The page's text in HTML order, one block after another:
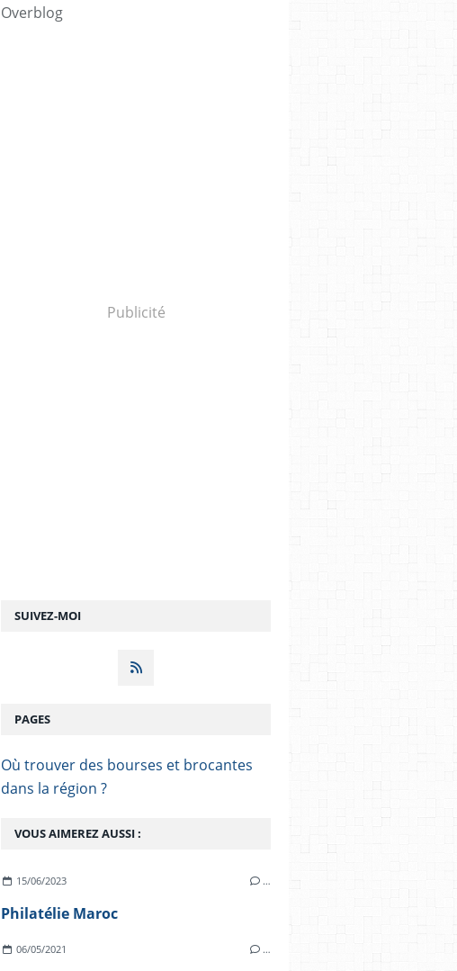
SUIVEZ-MOI
Overblog
Publicité
VOUS AIMEREZ AUSSI :
15/06/2023 …
Philatélie Maroc
06/05/2021 …
PAGES
Où trouver des bourses et brocantes
dans la région ?